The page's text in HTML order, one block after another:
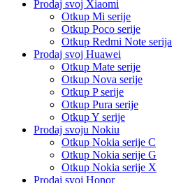
Prodaj svoj Xiaomi
Otkup Mi serije
Otkup Poco serije
Otkup Redmi Note serija
Prodaj svoj Huawei
Otkup Mate serije
Otkup Nova serije
Otkup P serije
Otkup Pura serije
Otkup Y serije
Prodaj svoju Nokiu
Otkup Nokia serije C
Otkup Nokia serije G
Otkup Nokia serije X
Prodaj svoj Honor